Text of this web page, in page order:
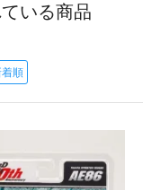
いる商品
順